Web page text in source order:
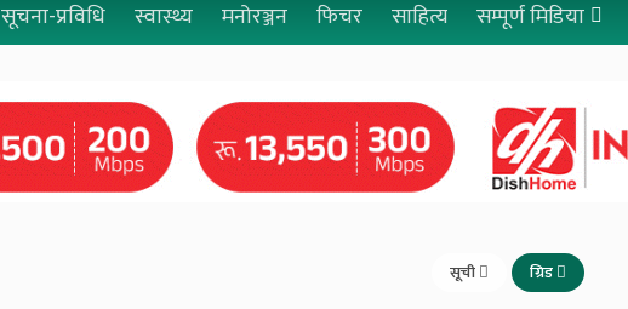
सूचना-प्रविधि स्वास्थ्य मनोरञ्जन फिचर साहित्य सम्पूर्ण मिडिया
सूची ग्रिड